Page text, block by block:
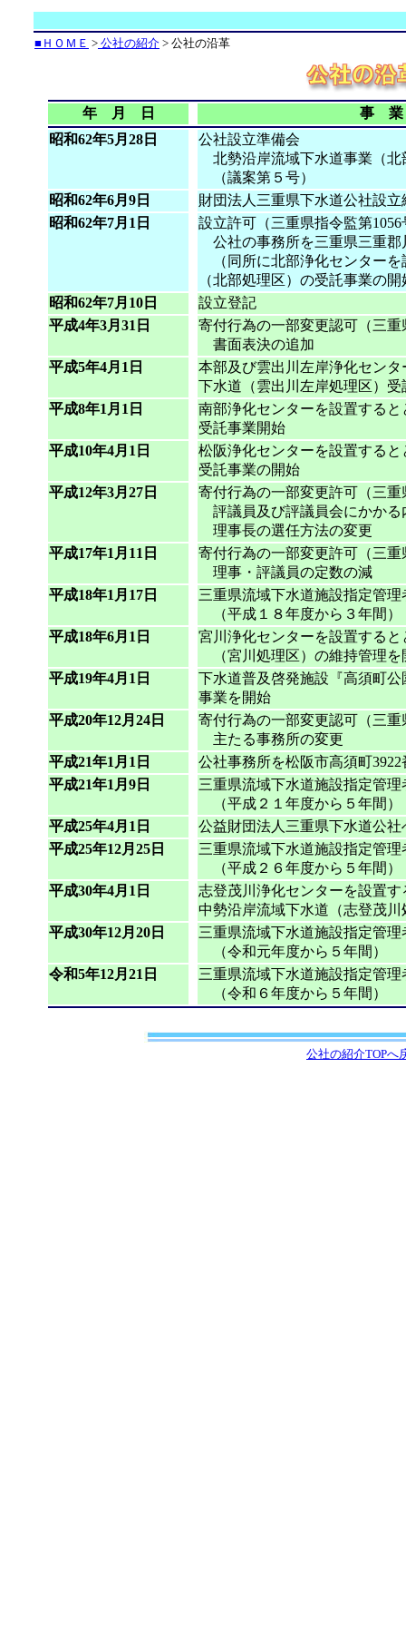
■ＨＯＭＥ > 公社の紹介 > 公社の沿革
年 月 日
事
昭和62年5月28日
公社設立準備会
北勢沿岸流域下水道事業（北
（議案第５号）
昭和62年6月9日
財団法人三重県下水道公社設立
昭和62年7月1日
設立許可（三重県指令監第1056
公社の事務所を三重県三重郡
（同所に北部浄化センターを
（北部処理区）の受託事業の開
昭和62年7月10日
設立登記
平成4年3月31日
寄付行為の一部変更認可（三重
書面表決の追加
平成5年4月1日
本部及び雲出川左岸浄化セン
下水道（雲出川左岸処理区）受
平成8年1月1日
南部浄化センターを設置する
受託事業開始
平成10年4月1日
松阪浄化センターを設置する
受託事業の開始
平成12年3月27日
寄付行為の一部変更許可（三
評議員及び評議員会にかかる
理事長の選任方法の変更
平成17年1月11日
寄付行為の一部変更許可（三
理事・評議員の定数の減
平成18年1月17日
三重県流域下水道施設指定管
（平成１８年度から３年間）
平成18年6月1日
宮川浄化センターを設置する
（宮川処理区）の維持管理を
平成19年4月1日
下水道普及啓発施設『高須町
事業を開始
平成20年12月24日
寄付行為の一部変更認可（三
主たる事務所の変更
平成21年1月1日
公社事務所を松阪市高須町
平成21年1月9日
三重県流域下水道施設指定管
（平成２１年度から５年間）
平成25年4月1日
公益財団法人三重県下水道公社
平成25年12月25日
三重県流域下水道施設指定管
（平成２６年度から５年間）
平成30年4月1日
志登茂川浄化センターを設置
中勢沿岸流域下水道（志登茂
平成30年12月20日
三重県流域下水道施設指定管
（令和元年度から５年間）
令和5年12月21日
三重県流域下水道施設指定管
（令和６年度から５年間）
公社の紹介TOPへ